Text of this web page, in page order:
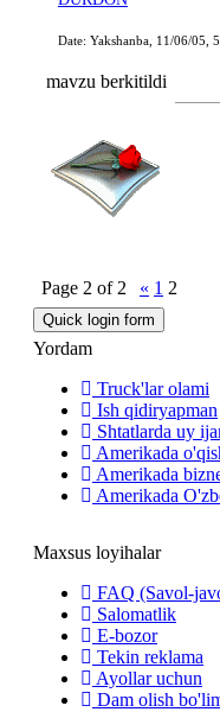
Date: Yakshanba, 11/06/05,
mavzu berkitildi
Page 2 of 2 « 1 2
Yordam
Truck'lar olami
Ish qidiryapman
Shtatlarda uy
Amerikada
Amerikada
Amerikada
Maxsus loyihalar
FAQ (Savol-
Salomatlik
E-bozor
Tekin reklama
Ayollar uchun
Dam olish